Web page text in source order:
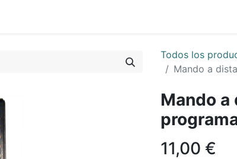
Todos los
Mando a
Mando a
11,00 €